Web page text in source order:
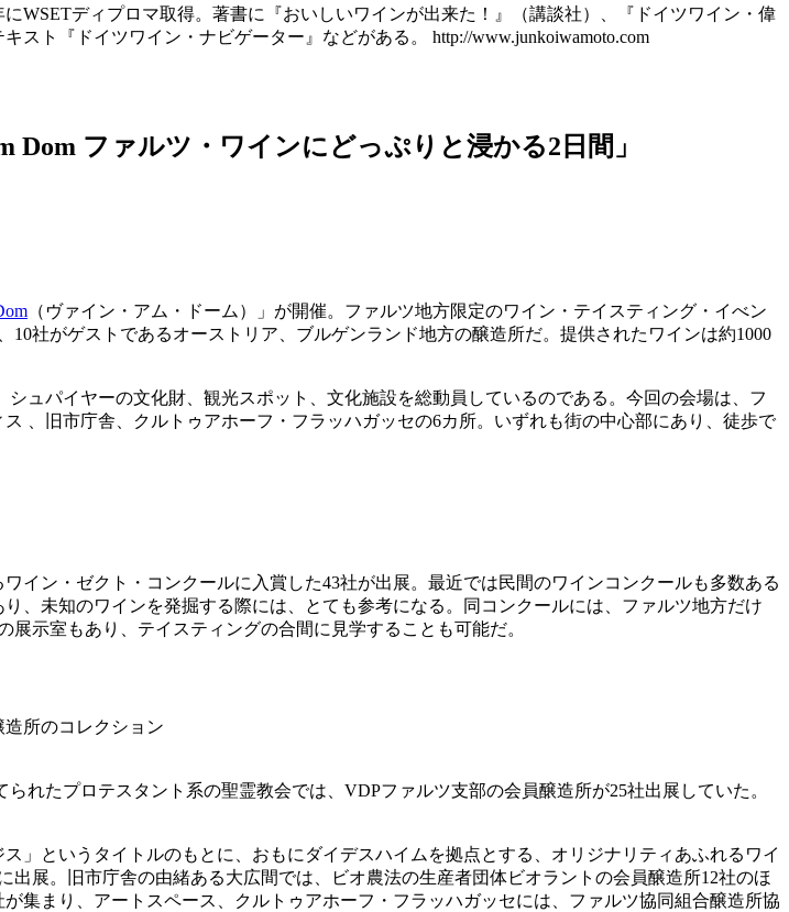
WSETディプロマ取得。著書に『おいしいワインが出来た！』（講談社）、『ドイツワイン・偉
ト『ドイツワイン・ナビゲーター』などがある。 http://www.junkoiwamoto.com
Dom ファルツ・ワインにどっぷりと浸かる2日間」
（ヴァイン・アム・ドーム）」が開催。ファルツ地方限定のワイン・テイスティング・イべン
社がゲストであるオーストリア、ブルゲンランド地方の醸造所だ。提供されたワインは約1000
ュパイヤーの文化財、観光スポット、文化施設を総動員しているのである。今回の会場は、フ
、旧市庁舎、クルトゥアホーフ・フラッハガッセの6カ所。いずれも街の中心部にあり、徒歩で
イン・ゼクト・コンクールに入賞した43社が出展。最近では民間のワインコンクールも多数ある
、未知のワインを発掘する際には、とても参考になる。同コンクールには、ファルツ地方だけ
示室もあり、テイスティングの合間に見学することも可能だ。
所のコレクション
れたプロテスタント系の聖霊教会では、VDPファルツ支部の会員醸造所が25社出展していた。
」というタイトルのもとに、おもにダイデスハイムを拠点とする、オリジナリティあふれるワイ
展。旧市庁舎の由緒ある大広間では、ビオ農法の生産者団体ビオラントの会員醸造所12社のほ
集まり、アートスペース、クルトゥアホーフ・フラッハガッセには、ファルツ協同組合醸造所協